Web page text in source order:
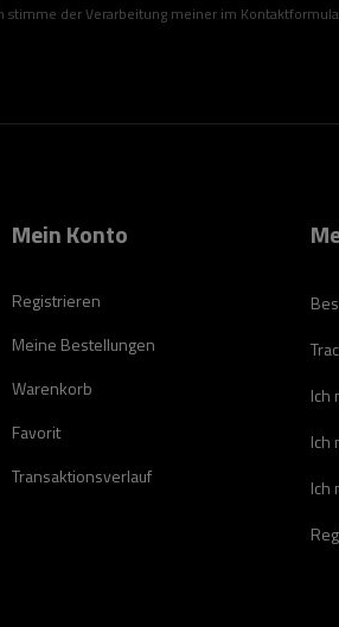
meiner im Kontaktformular enthaltenen personenbezogenen Daten gemäß der
Mein Konto
Registrieren
Meine Bestellungen
Warenkorb
Favorit
Transaktionsverlauf
Ich
Ich
Ich